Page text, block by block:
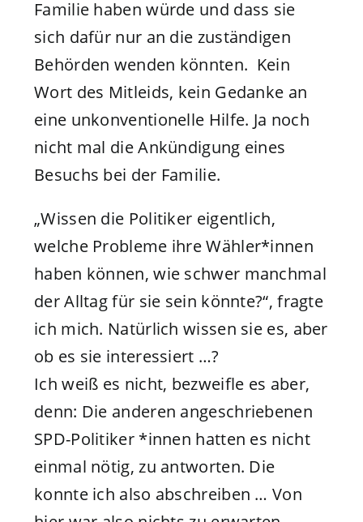
Familie haben würde und dass sie
sich dafür nur an die zuständigen
Behörden wenden könnten. Kein
Wort des Mitleids, kein Gedanke an
eine unkonventionelle Hilfe. Ja noch
nicht mal die Ankündigung eines
Besuchs bei der Familie.
„Wissen die Politiker eigentlich,
welche Probleme ihre Wähler*innen
haben können, wie schwer manchmal
der Alltag für sie sein könnte?“, fragte
ich mich. Natürlich wissen sie es, aber
ob es sie interessiert …?
Ich weiß es nicht, bezweifle es aber,
denn: Die anderen angeschriebenen
SPD-Politiker *innen hatten es nicht
einmal nötig, zu antworten. Die
konnte ich also abschreiben …Von